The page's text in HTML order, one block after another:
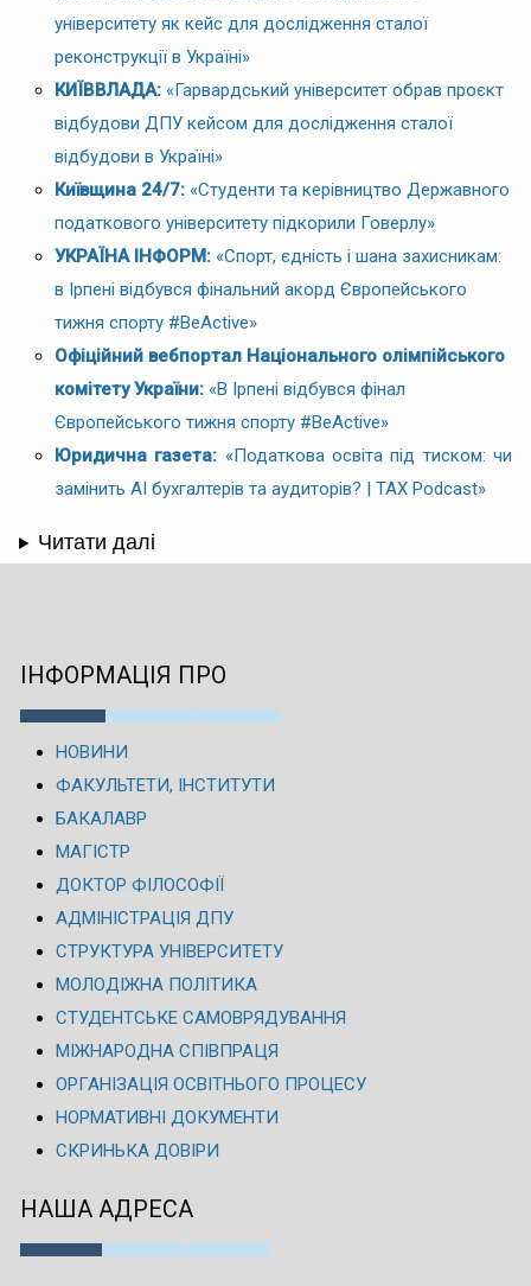
університету як кейс для дослідження сталої
реконструкції в Україні»
КИЇВВЛАДА: «Гарвардський університет обрав проєкт
відбудови ДПУ кейсом для дослідження сталої
відбудови в Україні»
Київщина 24/7: «Студенти та керівництво Державного
податкового університету підкорили Говерлу»
УКРАЇНА ІНФОРМ: «Спорт, єдність і шана захисникам:
в Ірпені відбувся фінальний акорд Європейського
тижня спорту #BeActive»
Офіційний вебпортал Національного олімпійського
комітету України: «В Ірпені відбувся фінал
Європейського тижня спорту #BeActive»
Юридична газета: «Податкова освіта під тиском: чи
замінить AI бухгалтерів та аудиторів? | TAX Podcast»
Читати далі
ІНФОРМАЦІЯ ПРО
НОВИНИ
ФАКУЛЬТЕТИ, ІНСТИТУТИ
БАКАЛАВР
МАГІСТР
ДОКТОР ФІЛОСОФІЇ
АДМІНІСТРАЦІЯ ДПУ
СТРУКТУРА УНІВЕРСИТЕТУ
МОЛОДІЖНА ПОЛІТИКА
СТУДЕНТСЬКЕ САМОВРЯДУВАННЯ
МІЖНАРОДНА СПІВПРАЦЯ
ОРГАНІЗАЦІЯ ОСВІТНЬОГО ПРОЦЕСУ
НОРМАТИВНІ ДОКУМЕНТИ
СКРИНЬКА ДОВІРИ
НАША АДРЕСА